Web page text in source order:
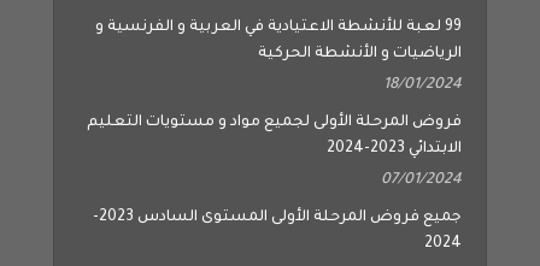
99 لعبة للأنشطة الاعتيادية في العربية و الفرنسية و
الرياضيات و الأنشطة الحركية
18/01/2024
فروض المرحلة الأولى لجميع مواد و مستويات التعليم
الابتدائي 2023-2024
07/01/2024
جميع فروض المرحلة الأولى المستوى السادس 2023-
2024